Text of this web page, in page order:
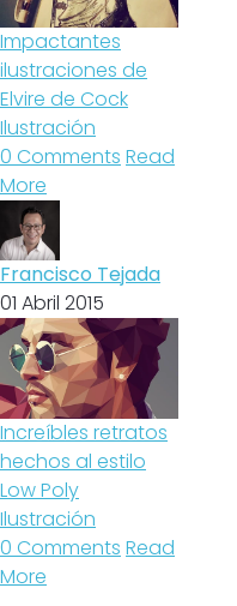
Impactantes
ilustraciones de
Elvire de Cock
Ilustración
0 Comments Read
More
Francisco Tejada
01 Abril 2015
Increíbles retratos
hechos al estilo
Low Poly
Ilustración
0 Comments Read
More